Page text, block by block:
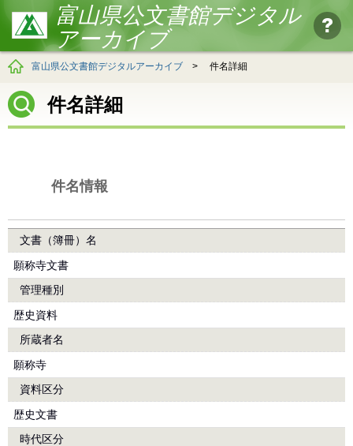
富山県公文書館デジタル
アーカイブ
富山県公文書館デジタルアーカイブ > 件名詳細
件名詳細
件名情報
文書（簿冊）名
願称寺文書
管理種別
歴史資料
所蔵者名
願称寺
資料区分
歴史文書
時代区分